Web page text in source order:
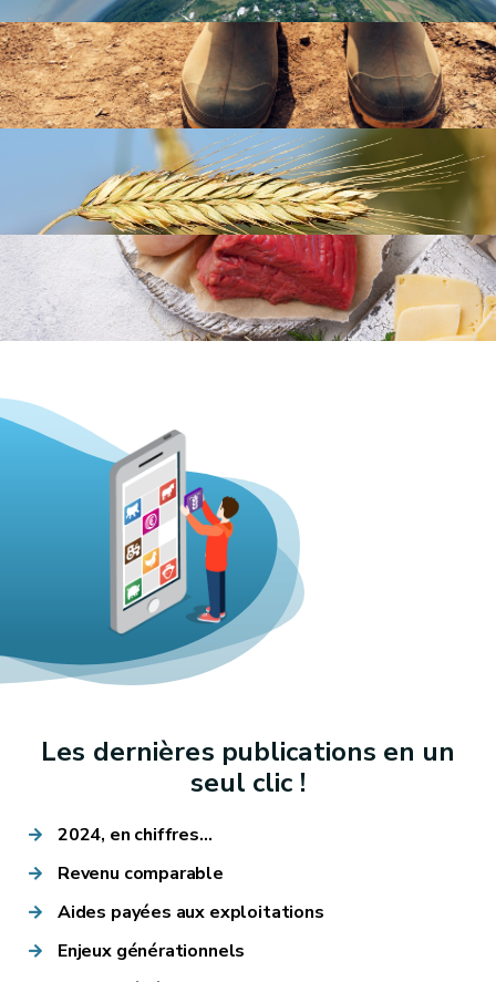
Contexte
Au niveau régional
Productions agricoles
Filières
Les dernières publications en un
seul clic !
2024, en chiffres...
Revenu comparable
Aides payées aux exploitations
Enjeux générationnels